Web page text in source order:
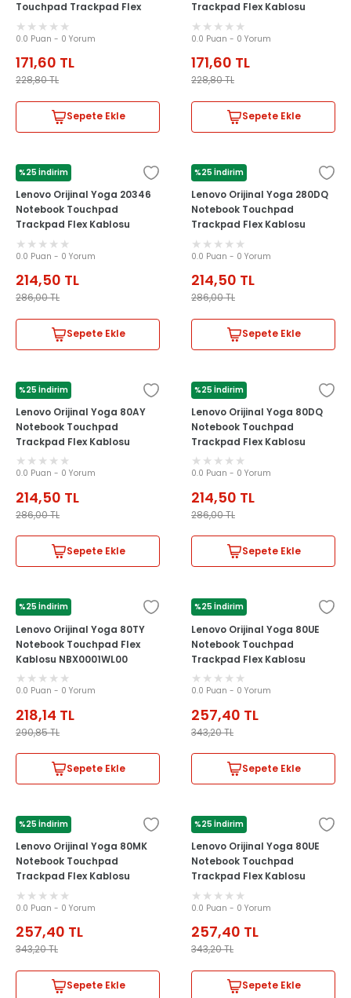
Touchpad Trackpad Flex
Kablosu
0.0 Puan - 0 Yorum
171,60 TL
228,80TL
Sepete Ekle
Trackpad Flex Kablosu
0.0 Puan - 0 Yorum
171,60 TL
228,80TL
Sepete Ekle
%25 İndirim
LENOVO
Lenovo Orijinal Yoga 20346
Notebook Touchpad
Trackpad Flex Kablosu
NBX00019000
0.0 Puan - 0 Yorum
214,50 TL
286,00TL
Sepete Ekle
%25 İndirim
LENOVO
Lenovo Orijinal Yoga 280DQ
Notebook Touchpad
Trackpad Flex Kablosu
NBX00019000
0.0 Puan - 0 Yorum
214,50 TL
286,00TL
Sepete Ekle
%25 İndirim
LENOVO
Lenovo Orijinal Yoga 80AY
Notebook Touchpad
Trackpad Flex Kablosu
NBX00019000
0.0 Puan - 0 Yorum
214,50 TL
286,00TL
Sepete Ekle
%25 İndirim
LENOVO
Lenovo Orijinal Yoga 80DQ
Notebook Touchpad
Trackpad Flex Kablosu
NBX00019000
0.0 Puan - 0 Yorum
214,50 TL
286,00TL
Sepete Ekle
%25 İndirim
LENOVO
Lenovo Orijinal Yoga 80TY
Notebook Touchpad Flex
Kablosu NBX0001WL00
0.0 Puan - 0 Yorum
218,14 TL
290,85TL
Sepete Ekle
%25 İndirim
LENOVO
Lenovo Orijinal Yoga 80UE
Notebook Touchpad
Trackpad Flex Kablosu
0.0 Puan - 0 Yorum
257,40 TL
343,20TL
Sepete Ekle
%25 İndirim
LENOVO
Lenovo Orijinal Yoga 80MK
Notebook Touchpad
Trackpad Flex Kablosu
0.0 Puan - 0 Yorum
257,40 TL
343,20TL
Sepete Ekle
%25 İndirim
LENOVO
Lenovo Orijinal Yoga 80UE
Notebook Touchpad
Trackpad Flex Kablosu
0.0 Puan - 0 Yorum
257,40 TL
343,20TL
Sepete Ekle